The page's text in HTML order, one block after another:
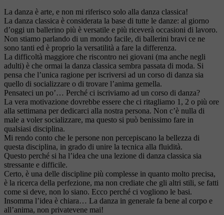
La danza è arte, e non mi riferisco solo alla danza classica!
La danza classica è considerata la base di tutte le danze: al giorno
d’oggi un ballerino più è versatile e più riceverà occasioni di lavoro.
Non stiamo parlando di un mondo facile, di ballerini bravi ce ne
sono tanti ed è proprio la versatilità a fare la differenza.
La difficoltà maggiore che riscontro nei giovani (ma anche negli
adulti) è che ormai la danza classica sembra passata di moda. Si
pensa che l’unica ragione per iscriversi ad un corso di danza sia
quello di socializzare o di trovare l’anima gemella.
Pensateci un po’… Perché ci iscriviamo ad un corso di danza?
La vera motivazione dovrebbe essere che ci ritagliamo 1, 2 o più ore
alla settimana per dedicarci alla nostra persona. Non c’è nulla di
male a voler socializzare, ma questo si può benissimo fare in
qualsiasi disciplina.
Mi rendo conto che le persone non percepiscano la bellezza di
questa disciplina, in grado di unire la tecnica alla fluidità.
Questo perché si ha l’idea che una lezione di danza classica sia
stressante e difficile.
Certo, è una delle discipline più complesse in quanto molto precisa,
è la ricerca della perfezione, ma non crediate che gli altri stili, se fatti
come si deve, non lo siano. Ecco perché ci vogliono le basi.
Insomma l’idea è chiara… La danza in generale fa bene al corpo e
all’anima, non privatevene mai!